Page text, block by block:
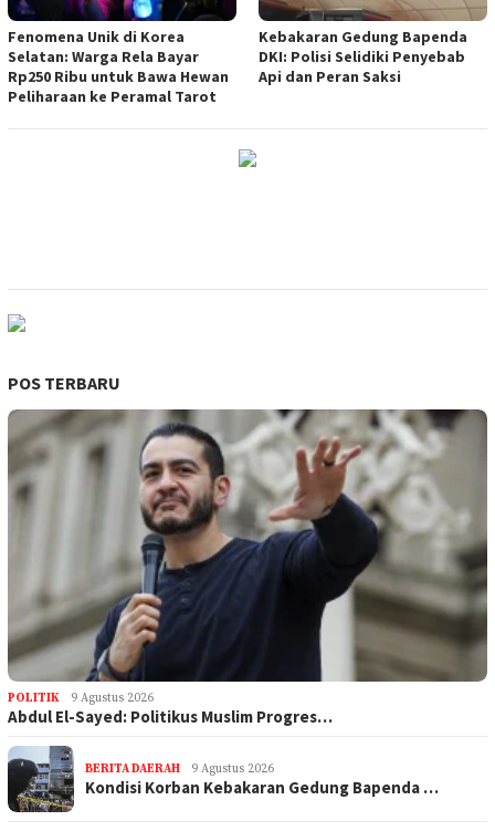
Fenomena Unik di Korea
Selatan: Warga Rela Bayar
Rp250 Ribu untuk Bawa Hewan
Peliharaan ke Peramal Tarot
Kebakaran Gedung Bapenda
DKI: Polisi Selidiki Penyebab
Api dan Peran Saksi
POS TERBARU
POLITIK 9 Agustus 2026
Abdul El-Sayed: Politikus Muslim Progres…
BERITA DAERAH 9 Agustus 2026
Kondisi Korban Kebakaran Gedung Bapenda …